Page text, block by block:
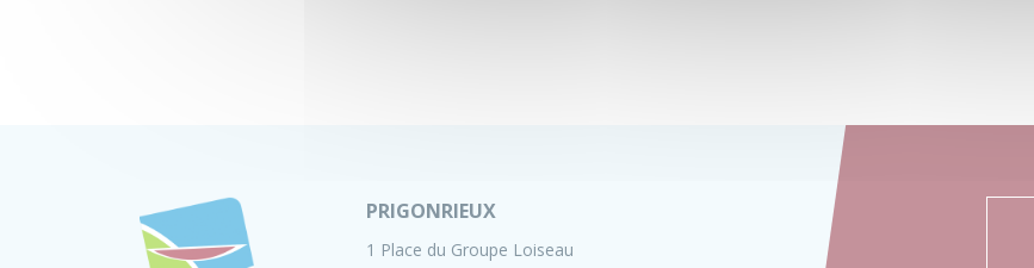
PRIGONRIEUX
1 Place du Groupe Loiseau